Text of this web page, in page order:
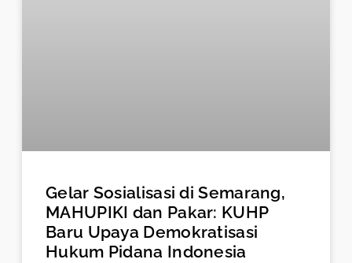
Gelar Sosialisasi di Semarang,
MAHUPIKI dan Pakar: KUHP
Baru Upaya Demokratisasi
Hukum Pidana Indonesia